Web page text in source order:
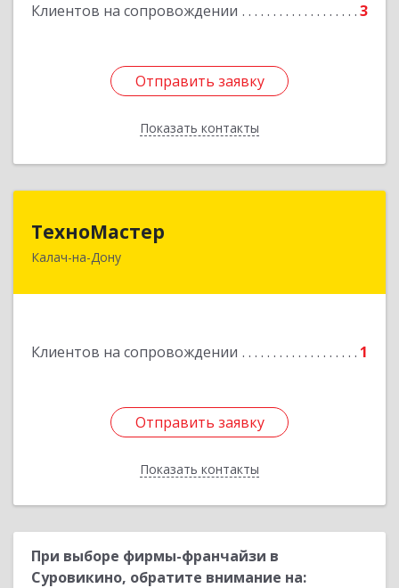
Клиентов на сопровождении 3
Отправить заявку
Показать контакты
Подробнее
Отправить заявку
Назад
ТехноМастер
Калач-на-Дону
Клиентов на сопровождении 1
Отправить заявку
Показать контакты
404503, Волгоградская обл, Калач-на-Дону г,
Отправить заявку
Назад
При выборе фирмы-франчайзи в
Суровикино, обратите внимание на: